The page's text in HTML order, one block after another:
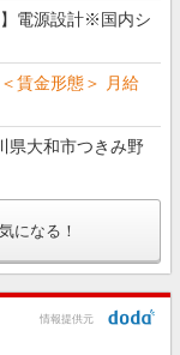
】電源設計※国内シ
賃金形態＞ 月給
県大和市つきみ野
気になる！
情報提供元